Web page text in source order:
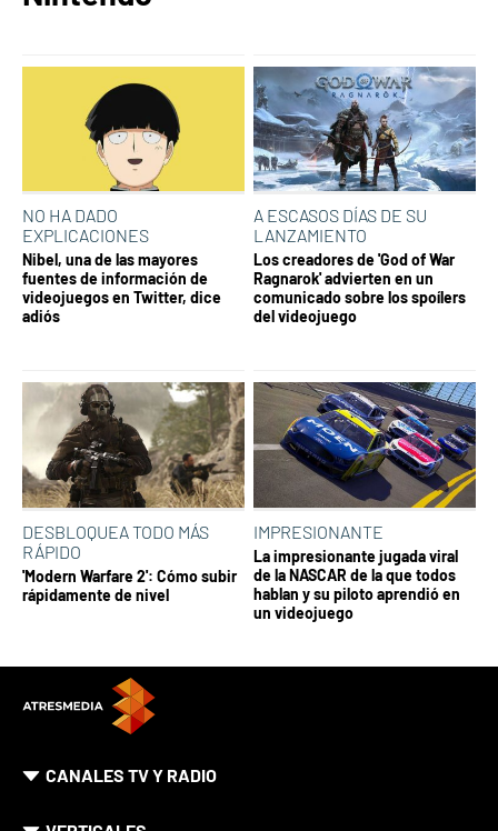
NO HA DADO
EXPLICACIONES
Nibel, una de las mayores
fuentes de información de
videojuegos en Twitter, dice
adiós
A ESCASOS DÍAS DE SU
LANZAMIENTO
Los creadores de 'God of War
Ragnarok' advierten en un
comunicado sobre los spoílers
del videojuego
DESBLOQUEA TODO MÁS
RÁPIDO
'Modern Warfare 2': Cómo subir
rápidamente de nivel
IMPRESIONANTE
La impresionante jugada viral
de la NASCAR de la que todos
hablan y su piloto aprendió en
un videojuego
CANALES TV Y RADIO